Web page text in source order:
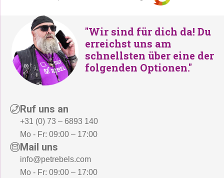
"Wir sind für dich da! Du
erreichst uns am
schnellsten über eine der
folgenden Optionen."
Ruf uns an
+31 (0) 73 – 6893 140
Mo - Fr: 09:00 – 17:00
Mail uns
info@petrebels.com
Mo - Fr: 09:00 – 17:00